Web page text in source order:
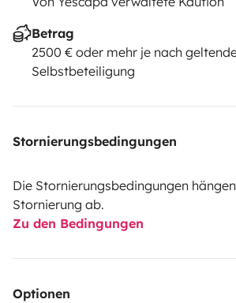
Betrag
2500 € oder mehr je nach
Selbstbeteiligung
Stornierungsbedingungen
Die Stornierungsbedingungen
Stornierung ab.
Zu den Bedingungen
Optionen